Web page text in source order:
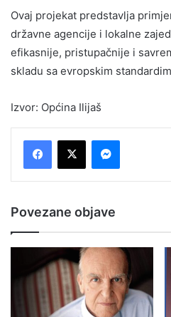
Ovaj projekat predstavlja
državne agencije i lokalne
efikasnije, pristupačnije i
skladu sa evropskim
Izvor: Općina Ilijaš
Povezane objave